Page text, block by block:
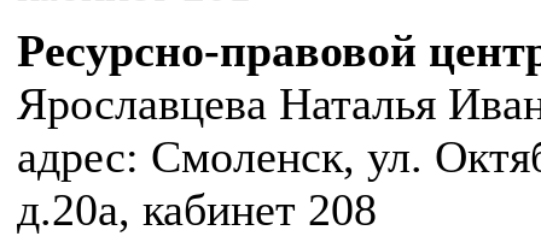
Ресурсно-правовой
Ярославцева Наталья
адрес: Смоленск, ул.
д.20а, кабинет 208